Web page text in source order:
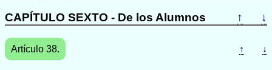
CAPÍTULO SEXTO - De los Alumnos ↑ ↓
Artículo 38. ↑ ↓